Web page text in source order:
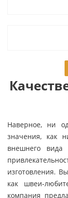
Наверное, ни
значения, как
внешнего вида
изготовления.
как швеи-
компания